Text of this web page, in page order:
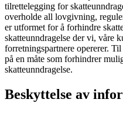
tilrettelegging for
overholde all lovgivning,
er utformet for å forhindre
skatteunndragelse der vi, våre
forretningspartnere opererer.
på en måte som forhindrer
skatteunndragelse.
Beskyttelse av